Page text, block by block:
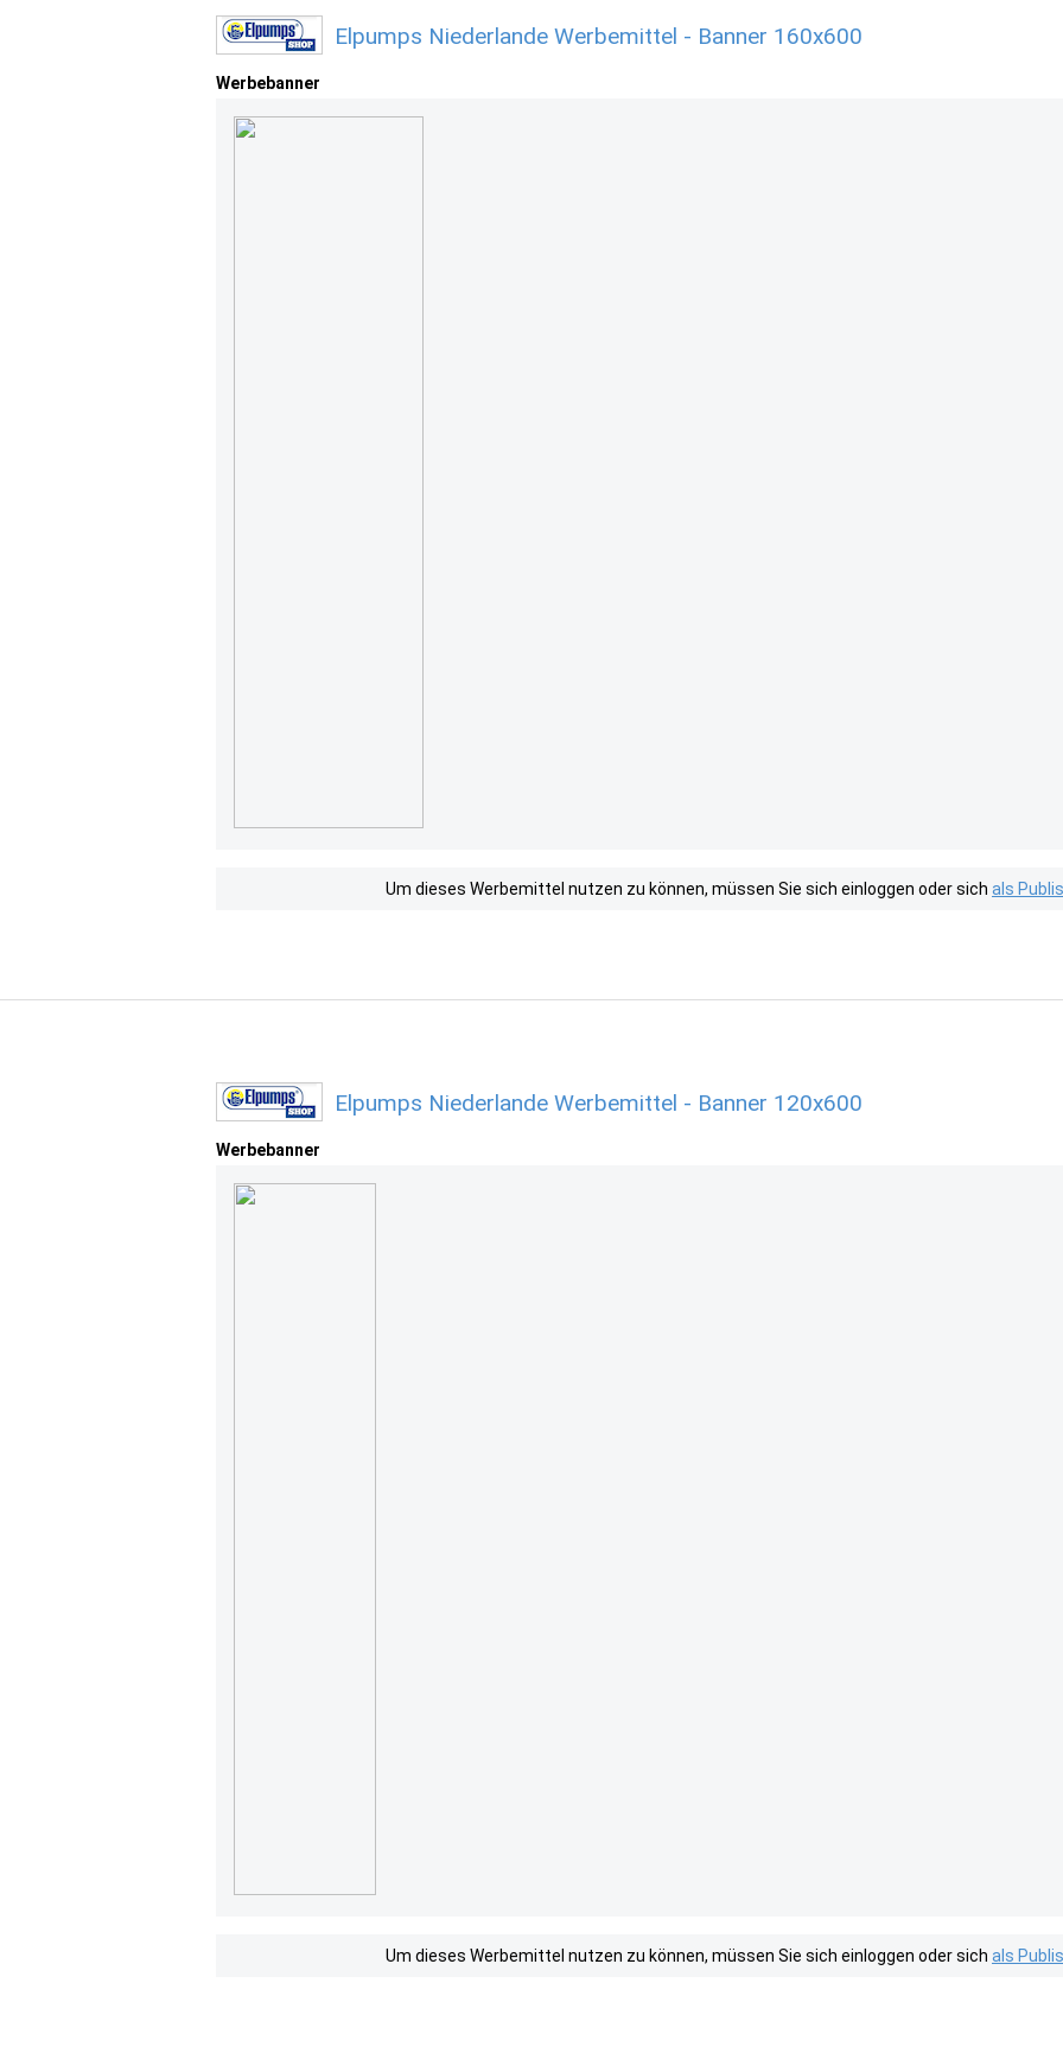
Elpumps Niederlande Werbemittel - Banner 160x600
Werbebanner
Um dieses Werbemittel nutzen zu können, müssen Sie sich einloggen oder sich als
Elpumps Niederlande Werbemittel - Banner 120x600
Werbebanner
Um dieses Werbemittel nutzen zu können, müssen Sie sich einloggen oder sich als